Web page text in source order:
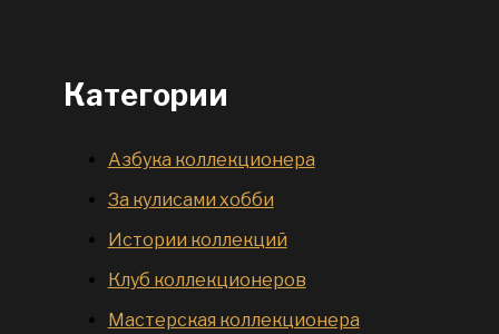
Категории
Азбука коллекционера
За кулисами хобби
Истории коллекций
Клуб коллекционеров
Мастерская коллекционера